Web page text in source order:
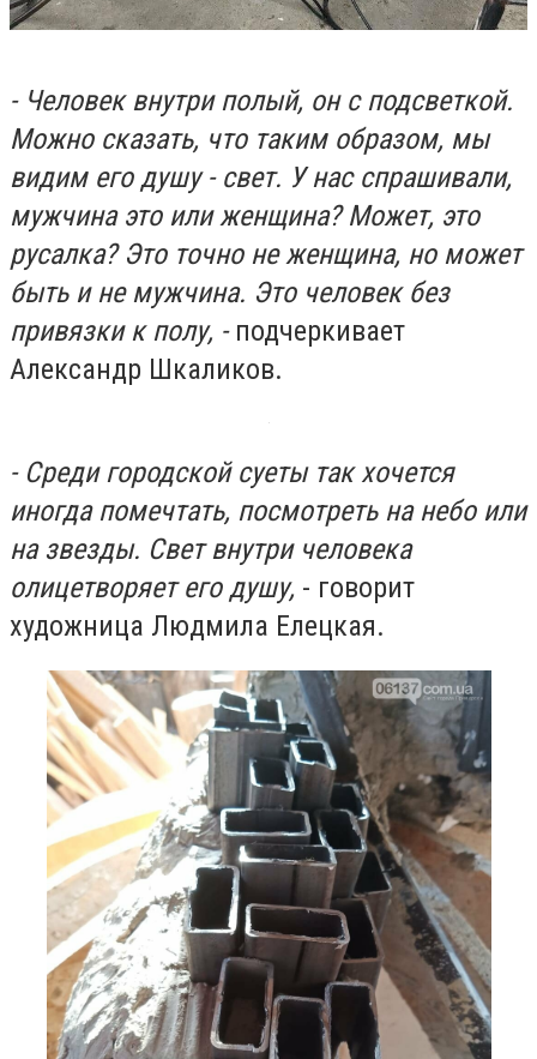
- Человек внутри полый, он с подсветкой.
Можно сказать, что таким образом, мы
видим его душу - свет. У нас спрашивали,
мужчина это или женщина? Может, это
русалка? Это точно не женщина, но может
быть и не мужчина. Это человек без
привязки к полу, - подчеркивает
Александр Шкаликов.
- Среди городской суеты так хочется
иногда помечтать, посмотреть на небо или
на звезды. Свет внутри человека
олицетворяет его душу, - говорит
художница Людмила Елецкая.